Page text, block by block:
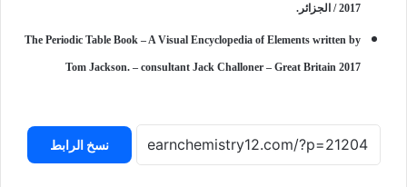
2017 / الجزائر.
The Periodic Table Book – A Visual Encyclopedia of Elements written by
Tom Jackson. – consultant Jack Challoner – Great Britain 2017
نسخ الرابط